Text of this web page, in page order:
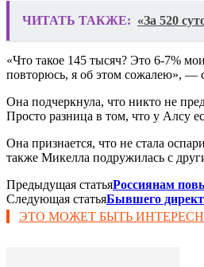
ЧИТАТЬ ТАКЖЕ: «За 520
«Что такое 145 тысяч? Это 6-7%
повторюсь, я об этом сожалею», —
Она подчеркнула, что никто не
Просто разница в том, что у Алсу
Она признается, что не стала
также Микелла подружилась с
Предыдущая статьяРоссиянам
Следующая статьяБывшего
ЭТО МОЖЕТ БЫТЬ